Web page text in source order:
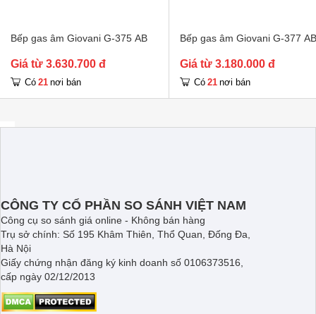
Bếp gas âm Giovani G-375 AB
Giá từ 3.630.700 đ
Có 21 nơi bán
Bếp gas âm Giovani G-377 AB
Giá từ 3.180.000 đ
Có 21 nơi bán
CÔNG TY CỔ PHẦN SO SÁNH VIỆT NAM
Công cụ so sánh giá online - Không bán hàng
Trụ sở chính: Số 195 Khâm Thiên, Thổ Quan, Đống Đa,
Hà Nội
Giấy chứng nhận đăng ký kinh doanh số 0106373516,
cấp ngày 02/12/2013